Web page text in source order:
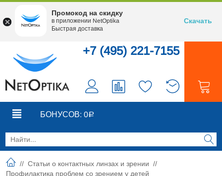
+7 (495) 221-7155
БОНУСОВ: 0Р
// Статьи о контактных линзах и зрении //
Профилактика проблем со зрением у детей
Промокод на скидку
в приложении NetOptika
Быстрая доставка
Скачать